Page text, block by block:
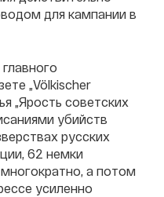
для кампании в
„Völkischer
„Ярость советских
убийств
русских
62 немки
а потом
усиленно